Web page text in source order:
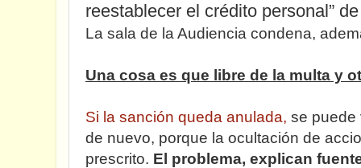
reestablecer el crédito personal”
La sala de la Audiencia condena,
Una cosa es que libre de la multa y
Si la sanción queda anulada, se puede
de nuevo, porque la ocultación de
prescrito. El problema, explican